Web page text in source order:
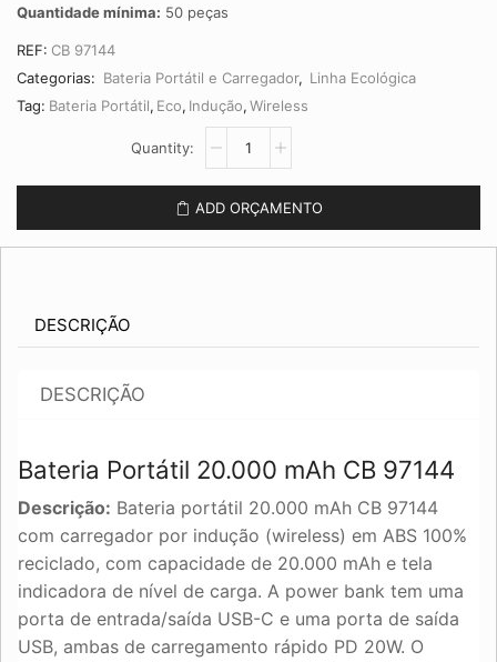
Quantidade mínima: 50 peças
REF: CB 97144
Categorias: Bateria Portátil e Carregador, Linha Ecológica
Tag: Bateria Portátil, Eco, Indução,Wireless
Portátil
CB
ADD ORÇAMENTO
DESCRIÇÃO
DESCRIÇÃO
Bateria Portátil 20.000 mAh CB 97144
Descrição: Bateria portátil 20.000 mAh CB 97144
com carregador por indução (wireless) em ABS 100%
reciclado, com capacidade de 20.000 mAh e tela
indicadora de nível de carga. A power bank tem uma
porta de entrada/saída USB-C e uma porta de saída
USB, ambas de carregamento rápido PD 20W. O